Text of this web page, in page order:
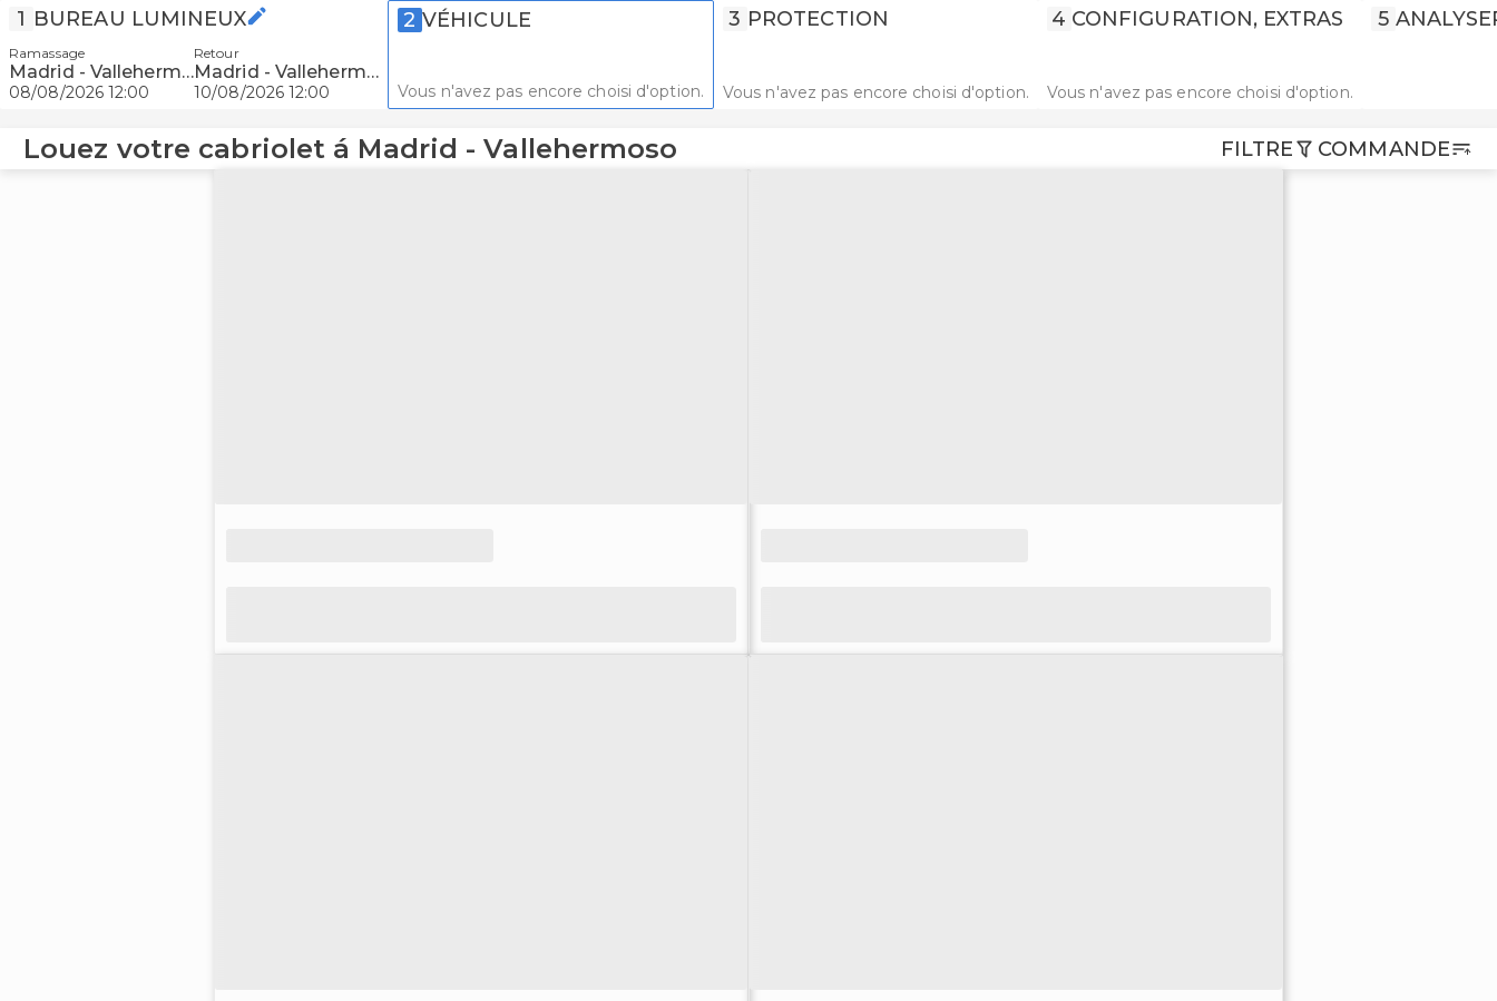
1 BUREAU LUMINEUX
Ramassage
Madrid - Vallehermoso
08/08/2026 12:00
Retour
Madrid - Vallehermoso
10/08/2026 12:00
2 VÉHICULE
Vous n'avez pas encore choisi d'option.
3 PROTECTION
Vous n'avez pas encore choisi d'option.
4 CONFIGURATION, EXTRAS
Vous n'avez pas encore choisi d'option.
5
Louez votre cabriolet á Madrid - Vallehermoso FILTRE COMMANDE